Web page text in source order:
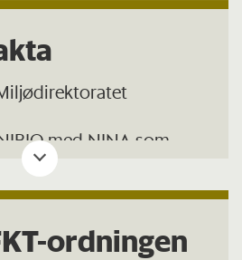
med NINA som
Signe Kårstad, Svein
ordningen